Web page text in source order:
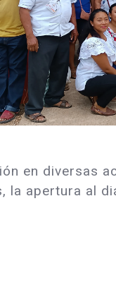
en diversas
apertura al